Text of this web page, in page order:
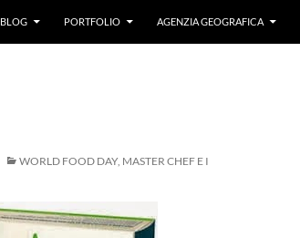
BLOG PORTFOLIO AGENZIA GEOGRAFICA
WORLD FOOD DAY, MASTER CHEF E I